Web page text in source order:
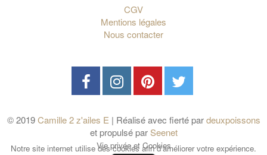
CGV
Mentions légales
Nous contacter
© 2019Camille 2 z'ailes E| Réalisé avec fierté pardeuxpoissons
et propulsé par Seenet
Notre site internet utilise des cookies afin d'améliorer votre expérience.
Vie privée et Cookies